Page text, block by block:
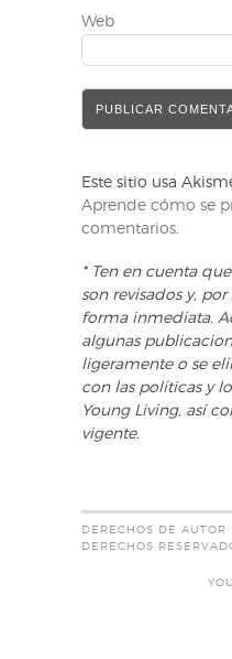
Web
Este sitio usa
Aprende cómo se
comentarios.
* Ten en cuenta
son revisados y,
forma inmediata.
algunas
ligeramente o se
con las políticas y
Young Living, así
vigente.
DERECHOS DE
DERECHOS